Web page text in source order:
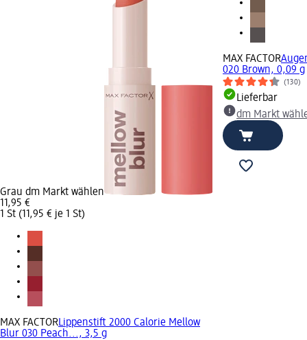
Grau dm Markt wählen
11,95 €
1 St (11,95 € je 1 St)
MAX FACTORLippenstift 2000 Calorie Mellow
Blur 030 Peach..., 3,5 g
MAX FACTOR
020 Brown, 0,09 g
(130)
Lieferbar
dm Markt